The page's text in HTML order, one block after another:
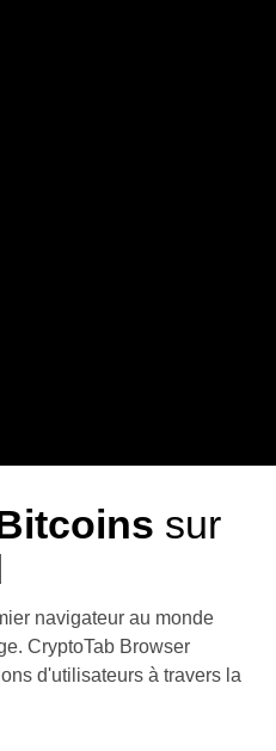
sur
navigateur au monde
CryptoTab Browser
d'utilisateurs à travers la